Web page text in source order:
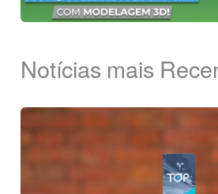
Notícias mais